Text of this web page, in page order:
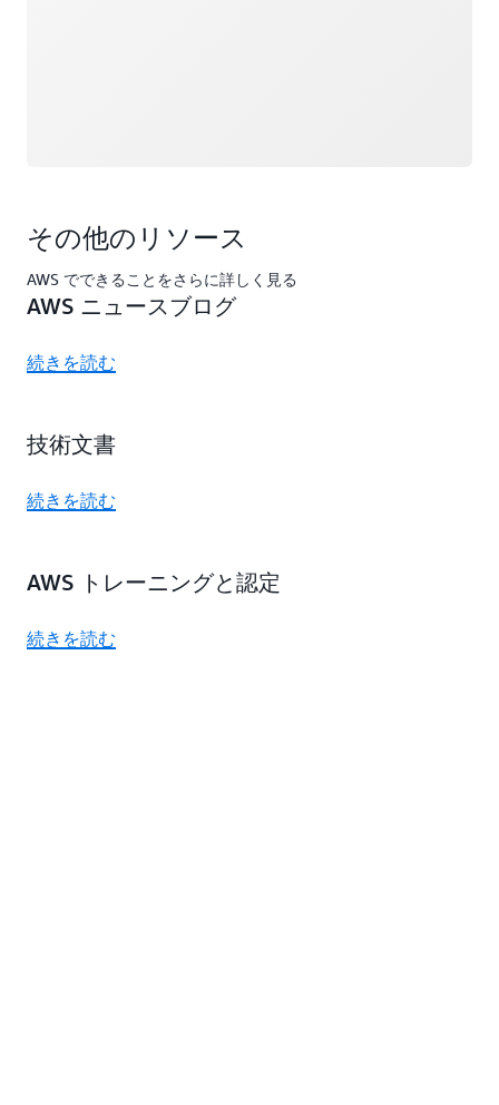
その他のリソース
AWS でできることをさらに詳しく見る
AWS ニュースブログ
続きを読む
技術文書
続きを読む
AWS トレーニングと認定
続きを読む